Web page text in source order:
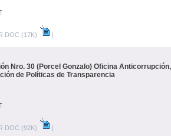
DOC (17K) |
Nro. 30 (Porcel Gonzalo) Oficina
de Políticas de Transparencia
DOC (92K) |